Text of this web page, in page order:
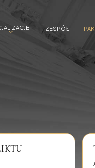
Ochrona majątku dłużnika
ZESPÓŁ